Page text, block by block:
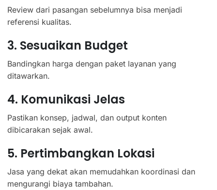
Review dari pasangan sebelumnya bisa menjadi
referensi kualitas.
3. Sesuaikan Budget
Bandingkan harga dengan paket layanan yang
ditawarkan.
4. Komunikasi Jelas
Pastikan konsep, jadwal, dan output konten
dibicarakan sejak awal.
5. Pertimbangkan Lokasi
Jasa yang dekat akan memudahkan koordinasi dan
mengurangi biaya tambahan.